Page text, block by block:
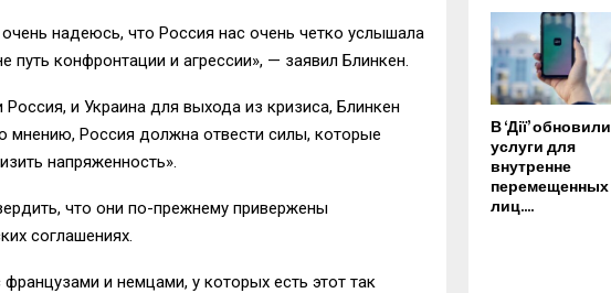
надеюсь, что Россия нас очень четко услышала
путь конфронтации и агрессии», — заявил Блинкен.
и Украина для выхода из кризиса, Блинкен
Россия должна отвести силы, которые
напряженность».
что они по-прежнему привержены
соглашениях.
и немцами, у которых есть этот так
В ‘Дії’ обновили
услуги для
внутренне
перемещенных
лиц....